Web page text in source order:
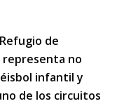
de
representa no
infantil y
de los circuitos